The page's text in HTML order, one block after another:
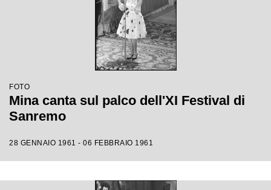
FOTO
Mina canta sul palco dell'XI Festival di
Sanremo
28 GENNAIO 1961 - 06 FEBBRAIO 1961